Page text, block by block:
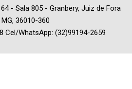
- Sala 805 - Granbery, Juiz de Fora
36010-360
Cel/WhatsApp: (32)99194-2659